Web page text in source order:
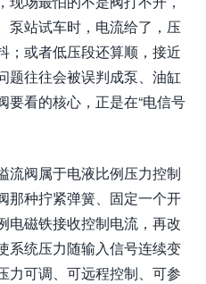
泵站试车时，电流给了，压
；或者低压段还算顺，接近
题往往会被误判成泵、油缸
要看的核心，正是在“电信号
流阀属于电液比例压力控制
那种拧紧弹簧、固定一个开
电磁铁接收控制电流，再改
系统压力随输入信号连续变
力可调、可远程控制、可参